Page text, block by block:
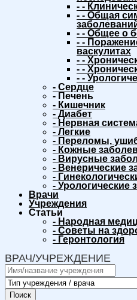
- -
- - Общая
- - Общее о
- -
васкулитах
- -
- -
- -
- Сердце
- Печень
- Кишечник
- Диабет
- Нервная
- Легкие
- Переломы,
- Кожные
- Вирусные
- Венерические
-
- Урологические
Врачи
Учреждения
Статьи
- Народная
- Советы на
- Геронтология
ВРАЧ/УЧРЕЖДЕНИЕ
Поиск